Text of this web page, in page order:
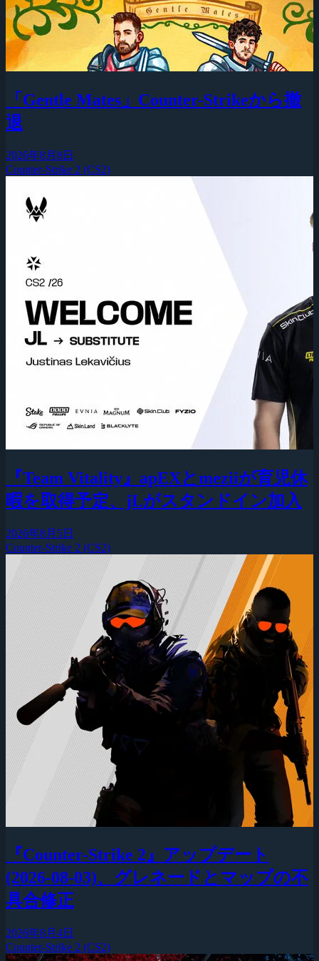
「Gentle Mates」Counter-Strikeから撤
退
2026年8月8日
Counter-Strike 2 (CS2)
『Team Vitality』apEXとmeziiが育児休
暇を取得予定、jLがスタンドイン加入
2026年8月5日
Counter-Strike 2 (CS2)
『Counter-Strike 2』アップデート
(2026-08-03)、グレネードとマップの不
具合修正
2026年8月4日
Counter-Strike 2 (CS2)